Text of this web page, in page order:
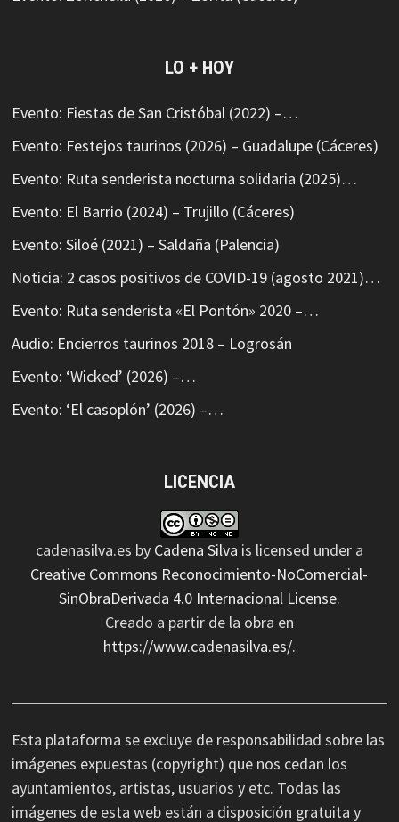
LO + HOY
Evento: Fiestas de San Cristóbal (2022) –…
Evento: Festejos taurinos (2026) – Guadalupe (Cáceres)
Evento: Ruta senderista nocturna solidaria (2025)…
Evento: El Barrio (2024) – Trujillo (Cáceres)
Evento: Siloé (2021) – Saldaña (Palencia)
Noticia: 2 casos positivos de COVID-19 (agosto 2021)…
Evento: Ruta senderista «El Pontón» 2020 –…
Audio: Encierros taurinos 2018 – Logrosán
Evento: ‘Wicked’ (2026) –…
Evento: ‘El casoplón’ (2026) –…
LICENCIA
cadenasilva.es by Cadena Silva is licensed under a
Creative Commons Reconocimiento-NoComercial-
SinObraDerivada 4.0 Internacional License.
Creado a partir de la obra en
https://www.cadenasilva.es/.
Esta plataforma se excluye de responsabilidad sobre las
imágenes expuestas (copyright) que nos cedan los
ayuntamientos, artistas, usuarios y etc. Todas las
imágenes de esta web están a disposición gratuita y